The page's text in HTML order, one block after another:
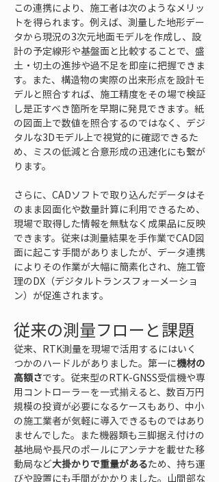
この連携により、施工者は次のようなメリッ
トを得られます。例えば、測量した地形デー
タから現況の3次元地面モデルを作成し、設
計の予定線形や基盤面と比較することで、盛
土・切土の進捗や過不足を即座に把握できま
す。また、構造物の実際の出来形点を設計モ
デルと照合すれば、施工精度をその場で検証
し是正すべき箇所を早期に発見できます。紙
の図面上で数値を照合するのではなく、デジ
タルな3Dモデル上で視覚的に確認できるた
め、ミスの低減と合意形成の迅速化にも繋が
ります。
さらに、CADソフトで取り込んだデータはそ
のまま図面化や数量計算に利用できるため、
現場で取得した情報を無駄なく成果品に反映
できます。従来は測量結果を手作業でCAD図
面に起こす手間がありましたが、データ連携
によりその作業が大幅に簡素化され、施工管
理のDX（デジタルトランスフォーメーショ
ン）が促進されます。
従来の測量フローと課題
従来、RTK測量を現場で活用するにはいく
つかのハードルがありました。第一に機材の
高額さです。従来型のRTK-GNSS受信機や専
用コントローラーを一式揃えると、数百万円
規模の投資が必要になるケースもあり、中小
の施工業者が気軽に導入できるものではあり
ませんでした。また機器類も三脚据え付けの
基地局や長尺のポールにアンテナを載せた移
動局など大掛かりで重量があるため、持ち運
びや設置にも手間がかかりました。山間部な